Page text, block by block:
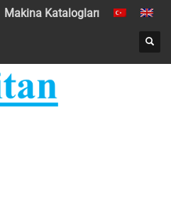
Makina Katalogları